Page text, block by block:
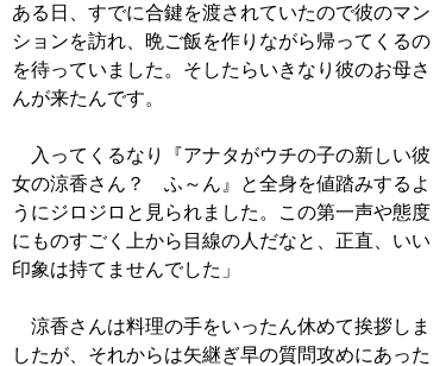
ある日、すでに合鍵を渡されていたので彼のマン
ションを訪れ、晩ご飯を作りながら帰ってくるの
を待っていました。そしたらいきなり彼のお母さ
んが来たんです。
入ってくるなり『アナタがウチの子の新しい彼
女の涼香さん？ ふ～ん』と全身を値踏みするよ
うにジロジロと見られました。この第一声や態度
にものすごく上から目線の人だなと、正直、いい
印象は持てませんでした」
涼香さんは料理の手をいったん休めて挨拶しま
したが、それからは矢継ぎ早の質問攻めにあった